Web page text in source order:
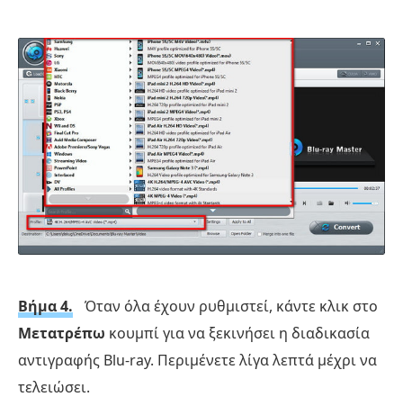
Βήμα 4.
Όταν όλα έχουν ρυθμιστεί, κάντε κλικ στο
Μετατρέπω κουμπί για να ξεκινήσει η διαδικασία
αντιγραφής Blu-ray. Περιμένετε λίγα λεπτά μέχρι να
τελειώσει.